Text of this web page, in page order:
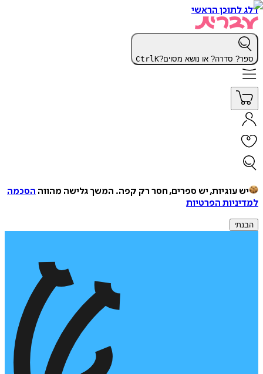
דלג לתוכן הראשי
ספר? סדרה? או נושא מסוים? CtrlK
יש עוגיות, יש ספרים, חסר רק קפה. המשך גלישה מהווה הסכמה
למדיניות הפרטיות
הבנתי